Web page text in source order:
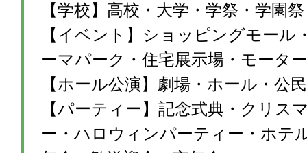
【学校】高校・大学・学祭・学園
【イベント】ショッピングモール
ーマパーク・住宅展示場・モータ
【ホール公演】劇場・ホール・公
【パーティー】記念式典・クリス
ー・ハロウィンパーティー・ホテ